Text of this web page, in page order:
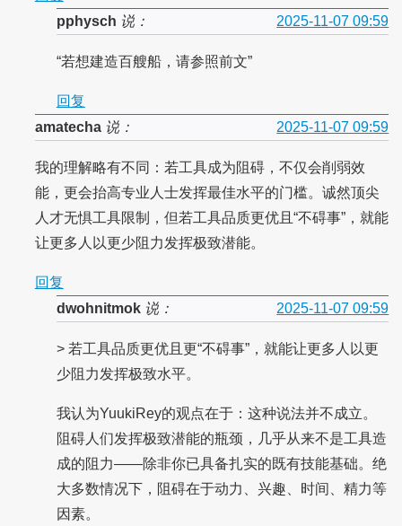
pphysch 说： 2025-11-07 09:59
“若想建造百艘船，请参照前文”
回复
amatecha说： 2025-11-07 09:59
我的理解略有不同：若工具成为阻碍，不仅会削弱效
能，更会抬高专业人士发挥最佳水平的门槛。诚然顶尖
人才无惧工具限制，但若工具品质更优且“不碍事”，就能
让更多人以更少阻力发挥极致潜能。
回复
dwohnitmok说： 2025-11-07 09:59
> 若工具品质更优且更“不碍事”，就能让更多人以更
少阻力发挥极致水平。
我认为YuukiRey的观点在于：这种说法并不成立。
阻碍人们发挥极致潜能的瓶颈，几乎从来不是工具造
成的阻力——除非你已具备扎实的既有技能基础。绝
大多数情况下，阻碍在于动力、兴趣、时间、精力等
因素。